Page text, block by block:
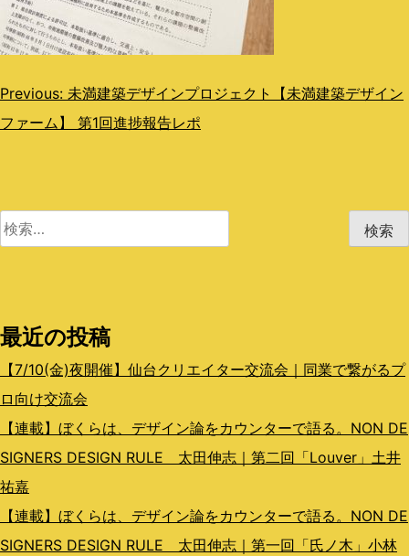
投
稿
ゲ
ョ
ン
Previous: 未満建築デザインプロジェクト【未満建築デザイン
ファーム】 第1回進捗報告レポ
検
最近の投稿
【7/10(金)夜開催】仙台クリエイター交流会｜同業で繋がるプ
ロ向け交流会
【連載】ぼくらは、デザイン論をカウンターで語る。NON DE
SIGNERS DESIGN RULE 太田伸志｜第二回「Louver」土井
祐嘉
【連載】ぼくらは、デザイン論をカウンターで語る。NON DE
SIGNERS DESIGN RULE 太田伸志｜第一回「氏ノ木」小林